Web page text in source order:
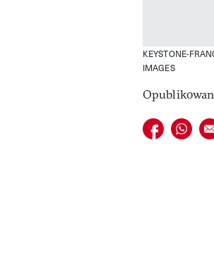
KEYSTONE-
IMAGES
Udostępnij E-